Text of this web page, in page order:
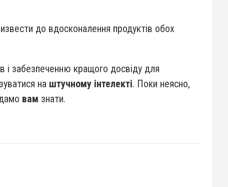
до вдосконалення продуктів обох
і забезпеченню кращого досвіду для
на штучному інтелекті. Поки неясно,
вам знати.